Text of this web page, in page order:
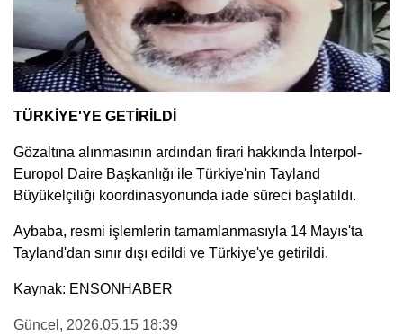
TÜRKİYE'YE GETİRİLDİ
Gözaltına alınmasının ardından firari hakkında İnterpol-
Europol Daire Başkanlığı ile Türkiye'nin Tayland
Büyükelçiliği koordinasyonunda iade süreci başlatıldı.
Aybaba, resmi işlemlerin tamamlanmasıyla 14 Mayıs'ta
Tayland'dan sınır dışı edildi ve Türkiye'ye getirildi.
Kaynak: ENSONHABER
Güncel , 2026.05.15 18:39